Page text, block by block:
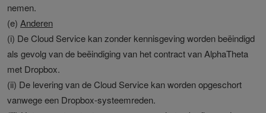
nemen.
(e) Anderen
(i) De Cloud Service kan zonder kennisgeving worden beëindigd
als gevolg van de beëindiging van het contract van AlphaTheta
met Dropbox.
(ii) De levering van de Cloud Service kan worden opgeschort
vanwege een Dropbox-systeemreden.